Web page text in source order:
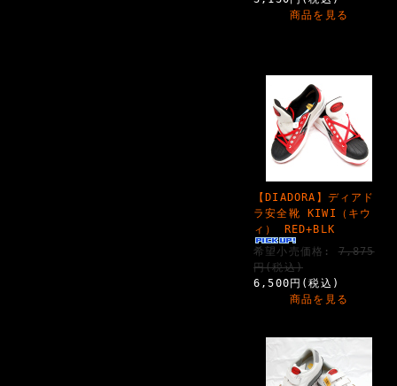
商品を見る
【DIADORA】ディアド
ラ安全靴 KIWI（キウ
ィ） RED+BLK
希望小売価格: 7,875
円(税込)
6,500円(税込)
商品を見る